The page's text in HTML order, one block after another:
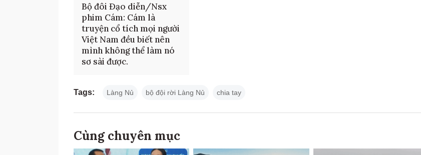
Bộ đôi Đạo diễn/Nsx
phim Cám: Cám là
truyện cổ tích mọi người
Việt Nam đều biết nên
mình không thể làm nó
sơ sài được.
Tags: Làng Nủ bộ đội rời Làng Nủ chia tay
Cùng chuyên mục